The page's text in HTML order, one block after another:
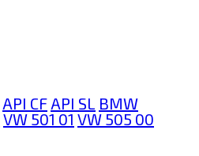
API CF API SL BMW
VW 501 01 VW 505 00